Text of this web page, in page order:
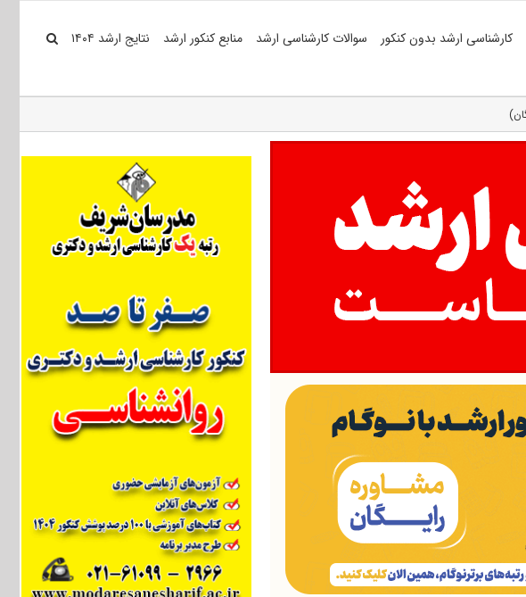
کارشناسی ارشد بدون کنکور سوالات کارشناسی ارشد منابع کنکور ارشد نتایج ارشد ۱۴۰۴